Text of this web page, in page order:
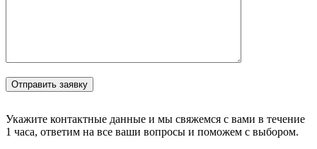
Укажите контактные данные и мы свяжемся с вами в течение
1 часа, ответим на все ваши вопросы и поможем с выбором.